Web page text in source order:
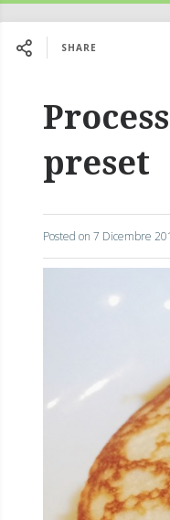
SHARE
preset
Posted on 7 Dicembre